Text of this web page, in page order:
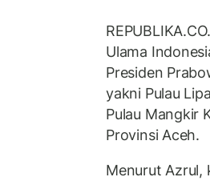
Ulama
Presiden
yakni Pulau
Pulau Mangkir
Provinsi Aceh.
Menurut Azrul,